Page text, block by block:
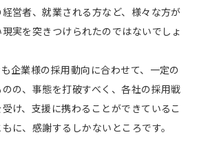
営者、就業される方など、様々な方が
実を突きつけられたのではないでしょ
企業様の採用動向に合わせて、一定の
の、事態を打破すべく、各社の採用戦
け、支援に携わることができているこ
に、感謝するしかないところです。